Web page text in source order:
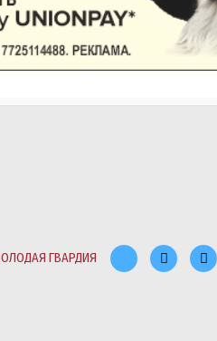
ГВАРДИЯ